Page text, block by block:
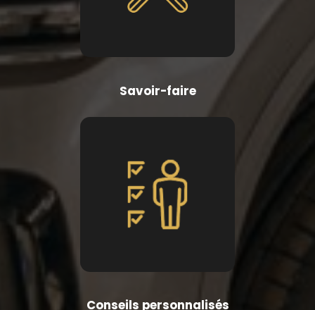
Savoir-faire
Conseils personnalisés